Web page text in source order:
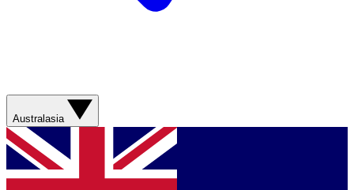
Australasia